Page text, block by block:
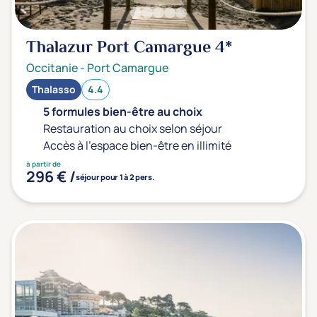
Thalazur Port Camargue4*
Occitanie- Port Camargue
Thalasso 4.4
5 formules bien-être au choix
Restauration au choix selon séjour
Accès à l'espace bien-être en illimité
à partir de
296 € /séjour pour 1 à 2 pers.